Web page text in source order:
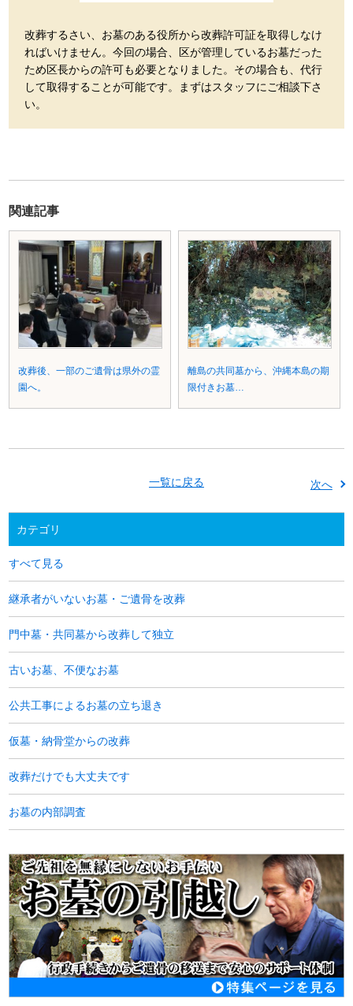
改葬するさい、お墓のある役所から改葬許可証を取得しなけ
ればいけません。今回の場合、区が管理しているお墓だった
ため区長からの許可も必要となりました。その場合も、代行
して取得することが可能です。まずはスタッフにご相談下さ
い。
関連記事
改葬後、一部のご遺骨は県外の霊
園へ。
離島の共同墓から、沖縄本島の期
限付きお墓…
一覧に戻る 次へ
カテゴリ
すべて見る
継承者がいないお墓・ご遺骨を改葬
門中墓・共同墓から改葬して独立
古いお墓、不便なお墓
公共工事によるお墓の立ち退き
仮墓・納骨堂からの改葬
改葬だけでも大丈夫です
お墓の内部調査